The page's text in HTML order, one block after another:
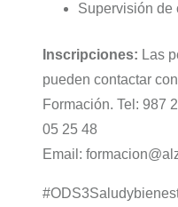
Supervisión de
Inscripciones: Las
pueden contactar
Formación. Tel: 987
05 25 48
Email: